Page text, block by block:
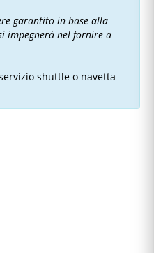
garantito in base alla
impegnerà nel fornire a
shuttle o navetta